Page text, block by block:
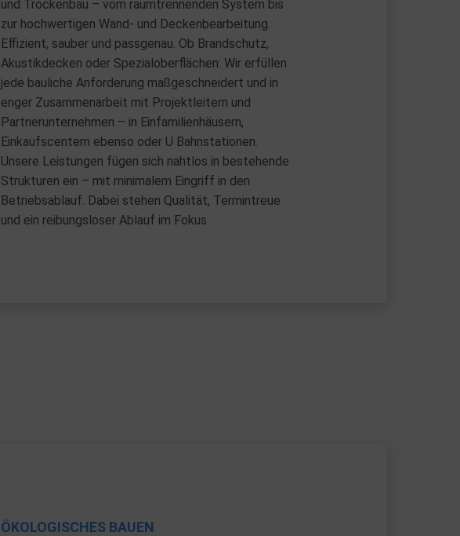
und Trockenbau – vom raumtrennenden System bis
zur hochwertigen Wand- und Deckenbearbeitung.
Effizient, sauber und passgenau. Ob Brandschutz,
Akustikdecken oder Spezialoberflächen: Wir erfüllen
jede bauliche Anforderung maßgeschneidert und in
enger Zusammenarbeit mit Projektleitern und
Partnerunternehmen – in Einfamilienhäusern,
Einkaufscentern ebenso oder U Bahnstationen.
Unsere Leistungen fügen sich nahtlos in bestehende
Strukturen ein – mit minimalem Eingriff in den
Betriebsablauf. Dabei stehen Qualität, Termintreue
und ein reibungsloser Ablauf im Fokus.
ÖKOLOGISCHES BAUEN